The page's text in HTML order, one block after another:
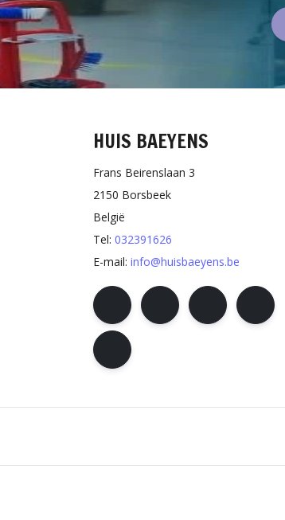
HUIS BAEYENS
Frans Beirenslaan 3
2150 Borsbeek
België
Tel: 032391626
E-mail: info@huisbaeyens.be